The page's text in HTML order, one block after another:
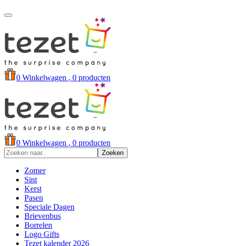
0 Winkelwagen , 0 producten
0 Winkelwagen , 0 producten
Zoeken
Zomer
Sint
Kerst
Pasen
Speciale Dagen
Brievenbus
Borrelen
Logo Gifts
Tezet kalender 2026